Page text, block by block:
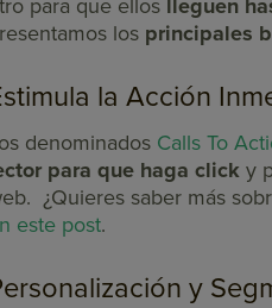
para que ellos lleguen
los principales
la Acción
denominados Calls To
para que haga click y
¿Quieres saber más
este post.
y